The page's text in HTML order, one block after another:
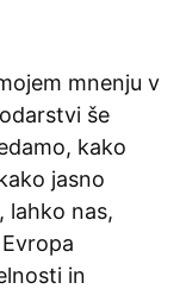
mnenju v
še
kako
jasno
lahko nas,
in